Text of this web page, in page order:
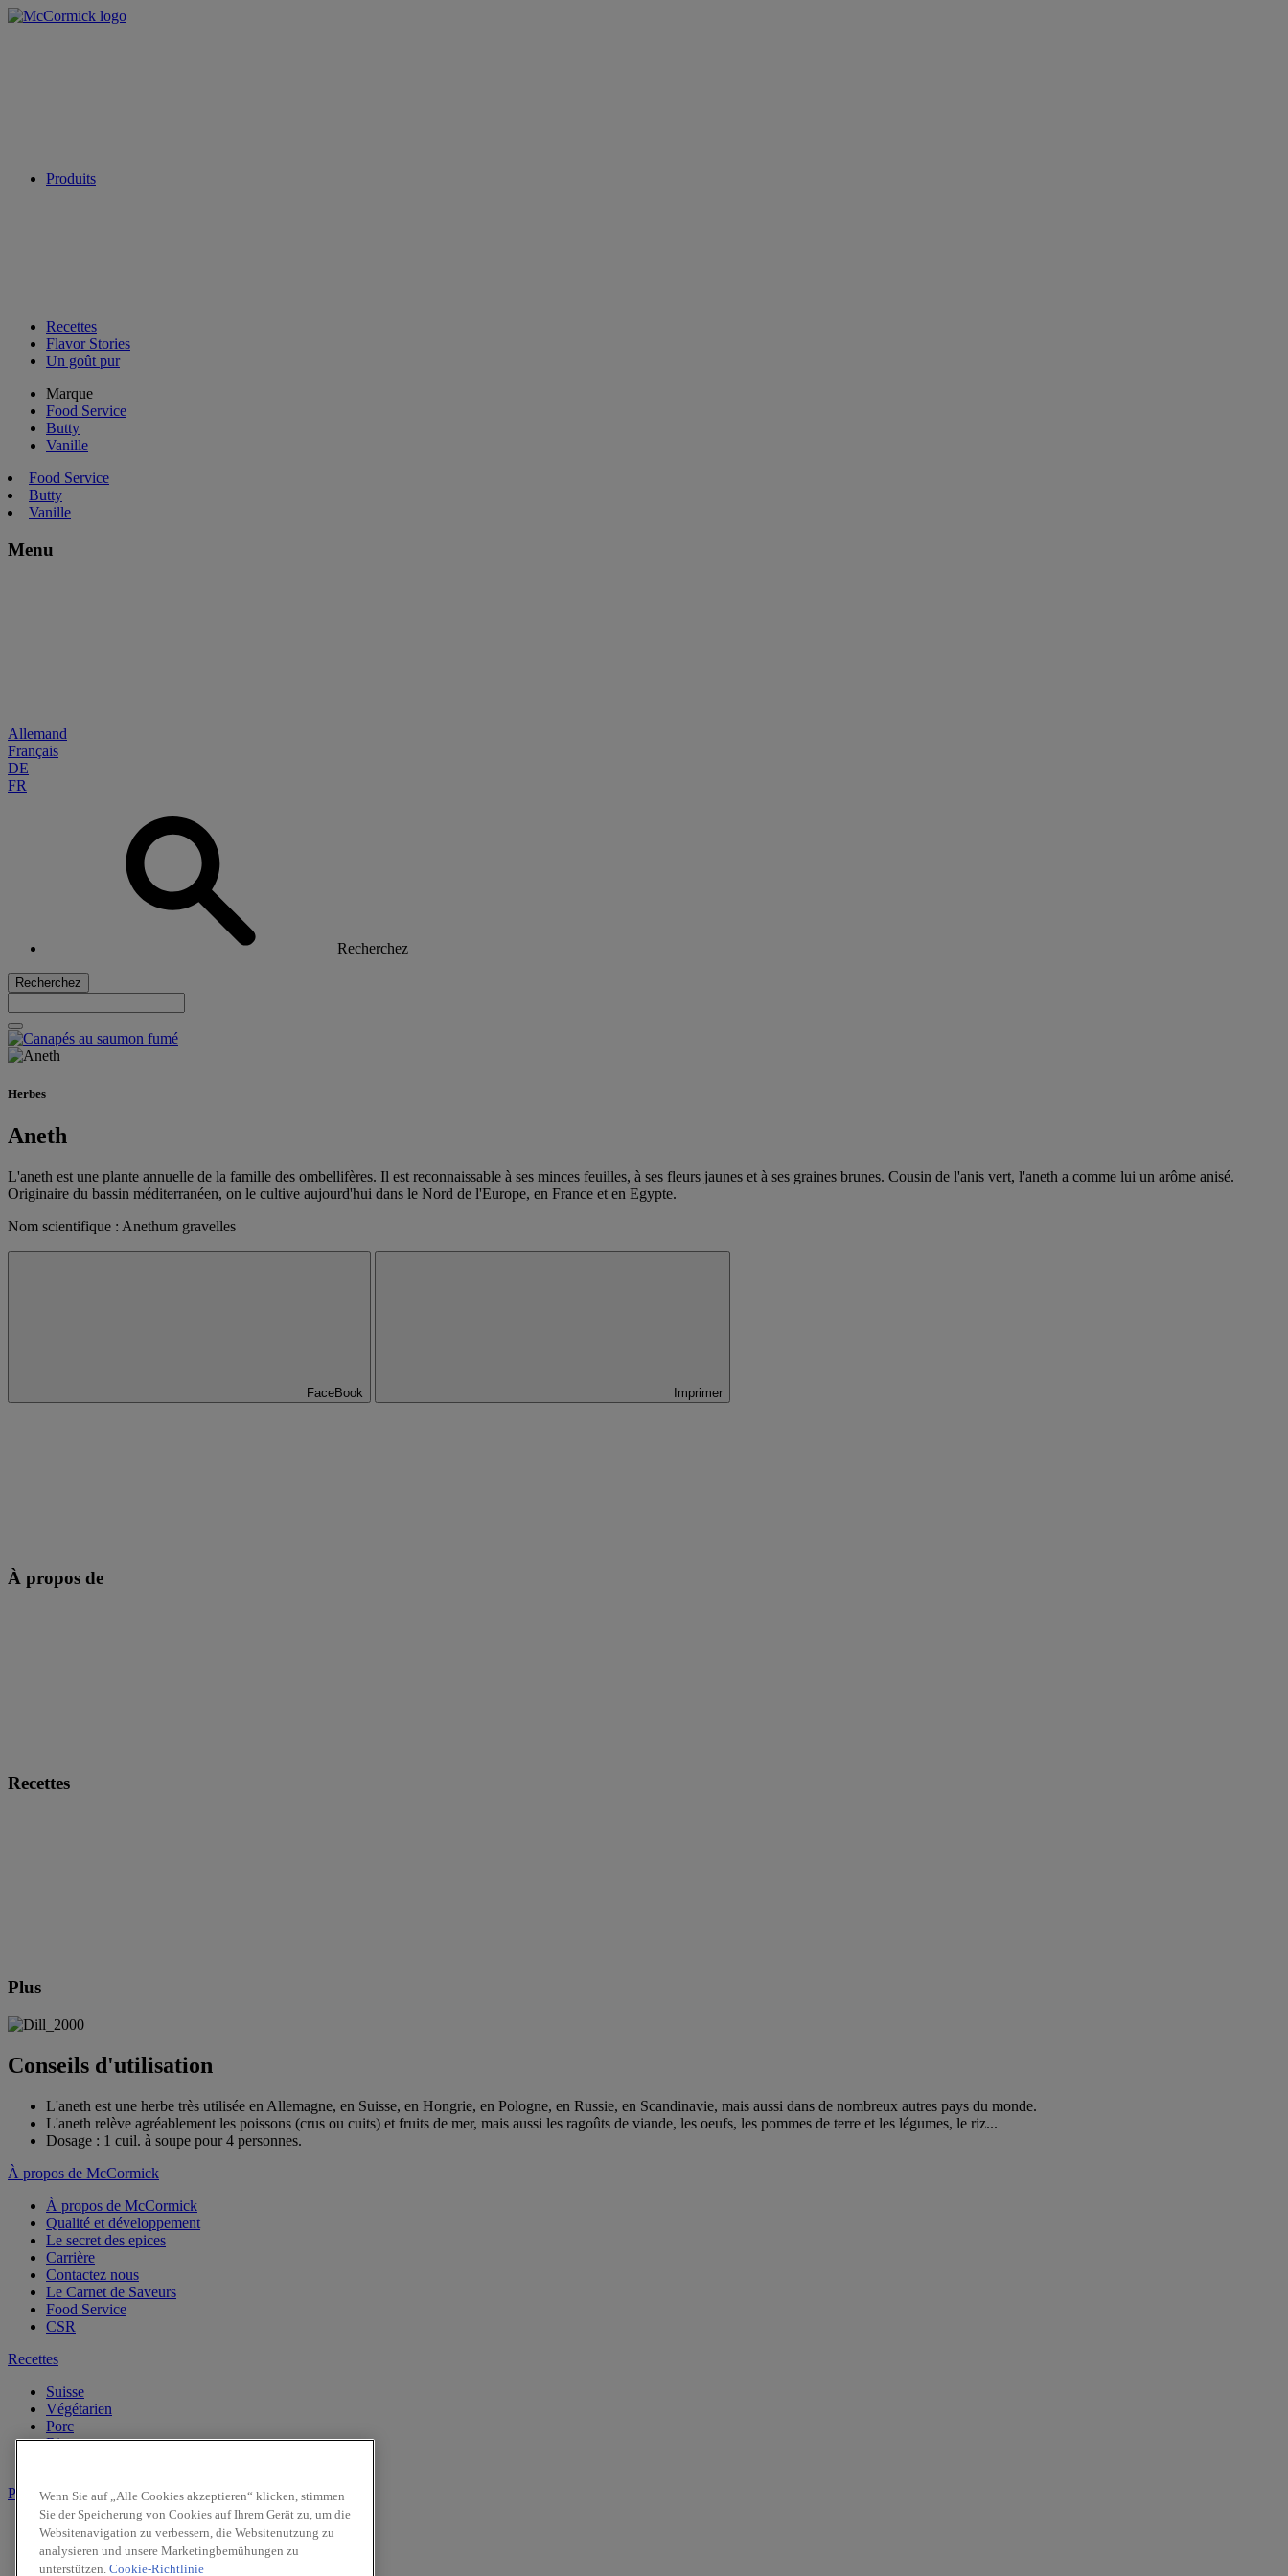
Produits
Recettes
Flavor Stories
Un goût pur
Marque
Food Service
Butty
Vanille
Food Service
Butty
Vanille
Menu
Allemand
Français
DE
FR
Recherchez
Recherchez
Herbes
Aneth
L'aneth est une plante annuelle de la famille des ombellifères. Il est reconnaissable à ses minces feuilles, à ses fleurs jaunes et à ses graines brunes. Cousin de l'anis vert, l'aneth a comme lui un arôme anisé.
Originaire du bassin méditerranéen, on le cultive aujourd'hui dans le Nord de l'Europe, en France et en Egypte.
Nom scientifique : Anethum gravelles
FaceBook Imprimer
À propos de
Recettes
Plus
Conseils d'utilisation
L'aneth est une herbe très utilisée en Allemagne, en Suisse, en Hongrie, en Pologne, en Russie, en Scandinavie, mais aussi dans de nombreux autres pays du monde.
L'aneth relève agréablement les poissons (crus ou cuits) et fruits de mer, mais aussi les ragoûts de viande, les oeufs, les pommes de terre et les légumes, le riz...
Dosage : 1 cuil. à soupe pour 4 personnes.
À propos de McCormick
À propos de McCormick
Qualité et développement
Le secret des epices
Carrière
Contactez nous
Le Carnet de Saveurs
Food Service
CSR
Recettes
Suisse
Végétarien
Porc
Riz
Produits
Vanille
Herbes
Epices
Wenn Sie auf „Alle Cookies akzeptieren“ klicken, stimmen
Sie der Speicherung von Cookies auf Ihrem Gerät zu, um die
Websitenavigation zu verbessern, die Websitenutzung zu
analysieren und unsere Marketingbemühungen zu
unterstützen. Cookie-Richtlinie